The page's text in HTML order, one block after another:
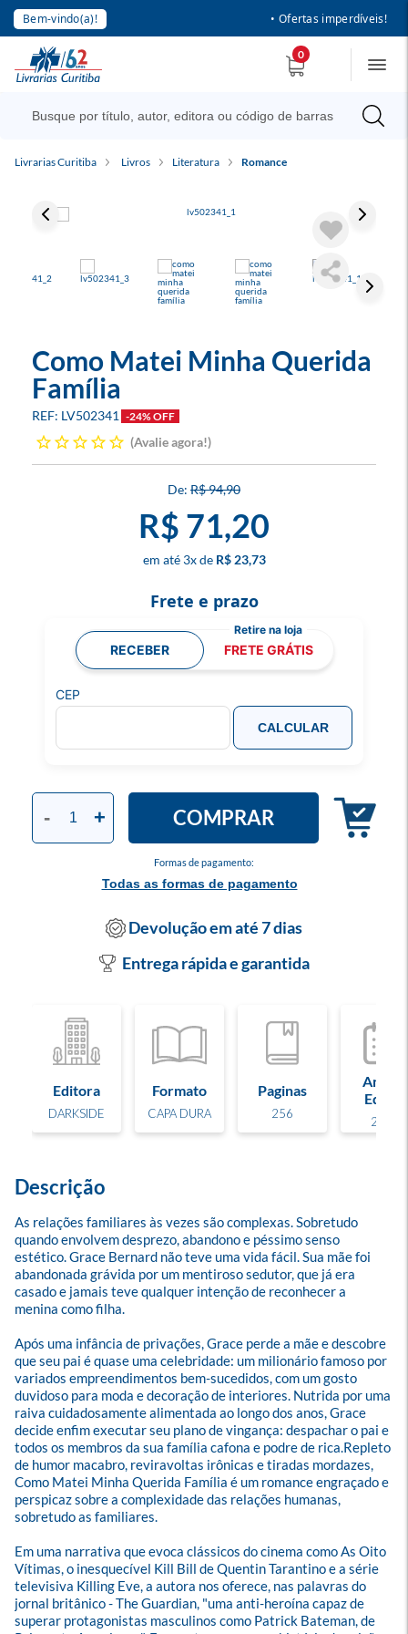
Bem-vindo(a)! • Ofertas imperdíveis!
0
Livrarias Curitiba Livros Literatura Romance
Como Matei Minha Querida
Família
LV502341 -24% OFF
Avalie agora!
R$ 94,90
R$ 71,20
3x R$ 23,73
Formas de pagamento:
Todas as formas de pagamento
- + COMPRAR
Frete e prazo
RECEBER FRETE GRÁTIS
CEP
CALCULAR
Devolução em até 7 dias
Entrega rápida e garantida
Editora
DARKSIDE
Formato
CAPA DURA
Paginas
256
Ano de
Edição
2023
Descrição
As relações familiares às vezes são complexas. Sobretudo
quando envolvem desprezo, abandono e péssimo senso
estético. Grace Bernard não teve uma vida fácil. Sua mãe foi
abandonada grávida por um mentiroso sedutor, que já era
casado e jamais teve qualquer intenção de reconhecer a
menina como filha.
Após uma infância de privações, Grace perde a mãe e descobre
que seu pai é quase uma celebridade: um milionário famoso por
variados empreendimentos bem-sucedidos, com um gosto
duvidoso para moda e decoração de interiores. Nutrida por uma
raiva cuidadosamente alimentada ao longo dos anos, Grace
decide enfim executar seu plano de vingança: despachar o pai e
todos os membros da sua família cafona e podre de rica.Repleto
de humor macabro, reviravoltas irônicas e tiradas mordazes,
Como Matei Minha Querida Família é um romance engraçado e
perspicaz sobre a complexidade das relações humanas,
sobretudo as familiares.
Em uma narrativa que evoca clássicos do cinema como As Oito
Vítimas, o inesquecível Kill Bill de Quentin Tarantino e a série
televisiva Killing Eve, a autora nos oferece, nas palavras do
jornal britânico - The Guardian, "uma anti-heroína capaz de
superar protagonistas masculinos como Patrick Bateman, de